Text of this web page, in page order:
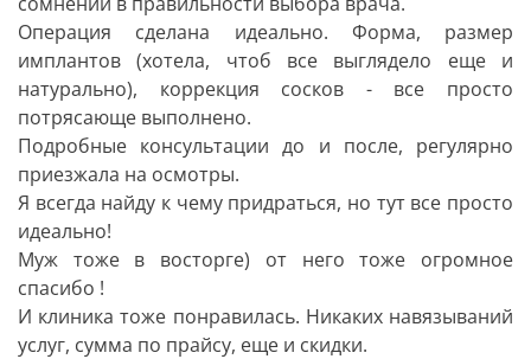
Операция сделана идеально. Форма, размер
имплантов (хотела, чтоб все выглядело еще и
натурально), коррекция сосков - все просто
потрясающе выполнено.
Подробные консультации до и после, регулярно
приезжала на осмотры.
Я всегда найду к чему придраться, но тут все просто
идеально!
Муж тоже в восторге) от него тоже огромное
спасибо !
И клиника тоже понравилась. Никаких навязываний
услуг, сумма по прайсу, еще и скидки.